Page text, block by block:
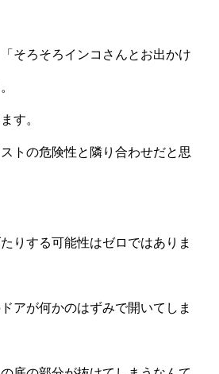
そろそろインコさんとお出かけ
す。
トの危険性と隣り合わせだと思
りする可能性はゼロではありま
アが何かのはずみで開いてしま